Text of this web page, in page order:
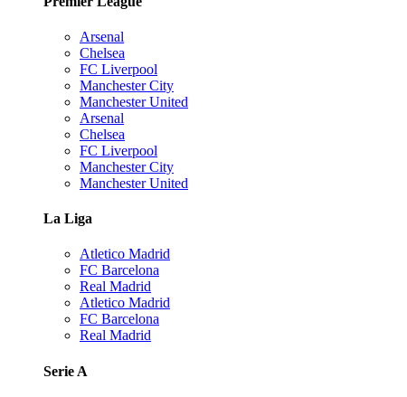
Arsenal
Chelsea
FC Liverpool
Manchester City
Manchester United
Arsenal
Chelsea
FC Liverpool
Manchester City
Manchester United
La Liga
Atletico Madrid
FC Barcelona
Real Madrid
Atletico Madrid
FC Barcelona
Real Madrid
Serie A